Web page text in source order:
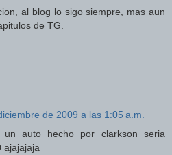
al blog lo sigo siempre, mas aun
de TG.
de 2009 a las 1:05 a.m.
auto hecho por clarkson seria
ajajajaja